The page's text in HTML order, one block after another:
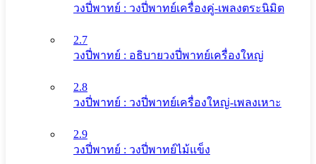
วงปี่พาทย์ : วงปี่พาทย์เครื่องคู่-เพลงตระนิมิต
2.7
วงปี่พาทย์ : อธิบายวงปี่พาทย์เครื่องใหญ่
2.8
วงปี่พาทย์ : วงปี่พาทย์เครื่องใหญ่-เพลงเหาะ
2.9
วงปี่พาทย์ : วงปี่พาทย์ไม้แข็ง